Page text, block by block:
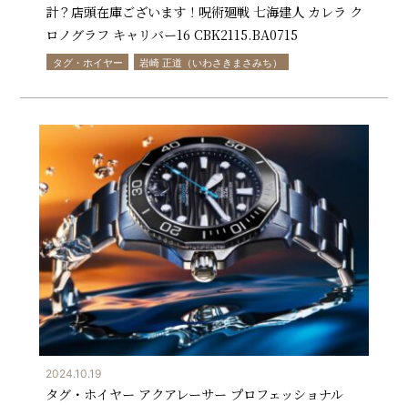
計？店頭在庫ございます！呪術廻戦 七海建人 カレラ ク
ロノグラフ キャリバー16 CBK2115.BA0715
タグ・ホイヤー 岩崎 正道（いわさきまさみち）
2024.10.19
タグ・ホイヤー アクアレーサー プロフェッショナル